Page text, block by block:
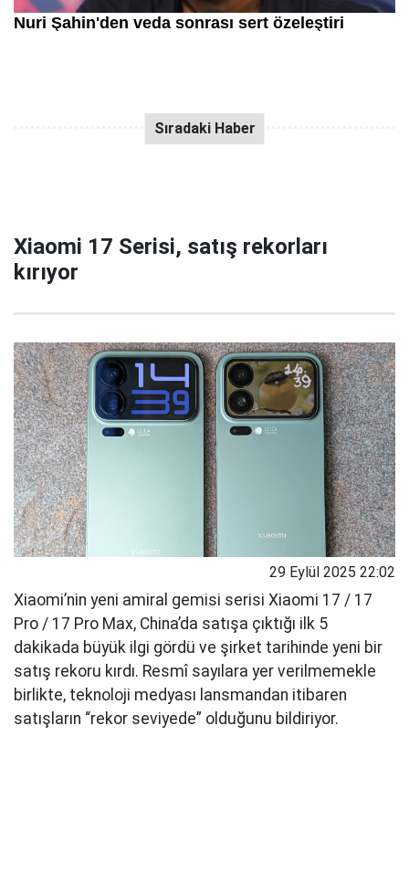
Xiaomi 17 Serisi, satış rekorları
kırıyor
29 Eylül 2025 22:02
Xiaomi’nin yeni amiral gemisi serisi Xiaomi 17 / 17
Pro / 17 Pro Max, China’da satışa çıktığı ilk 5
dakikada büyük ilgi gördü ve şirket tarihinde yeni bir
satış rekoru kırdı. Resmî sayılara yer verilmemekle
birlikte, teknoloji medyası lansmandan itibaren
satışların “rekor seviyede” olduğunu bildiriyor.